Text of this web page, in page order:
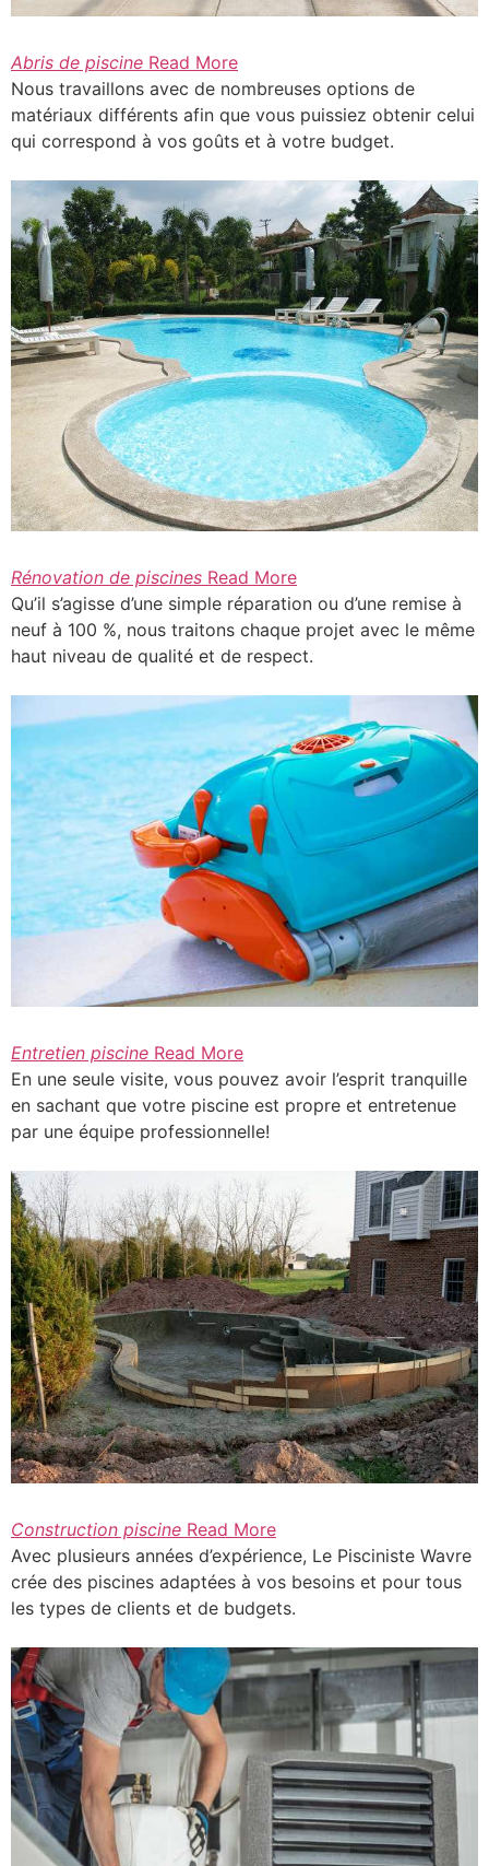
Abris de piscine Read More
Nous travaillons avec de nombreuses options de
matériaux différents afin que vous puissiez obtenir celui
qui correspond à vos goûts et à votre budget.
Rénovation de piscines Read More
Qu’il s’agisse d’une simple réparation ou d’une remise à
neuf à 100 %, nous traitons chaque projet avec le même
haut niveau de qualité et de respect.
Entretien piscine Read More
En une seule visite, vous pouvez avoir l’esprit tranquille
en sachant que votre piscine est propre et entretenue
par une équipe professionnelle!
Construction piscine Read More
Avec plusieurs années d’expérience, Le Pisciniste Wavre
crée des piscines adaptées à vos besoins et pour tous
les types de clients et de budgets.